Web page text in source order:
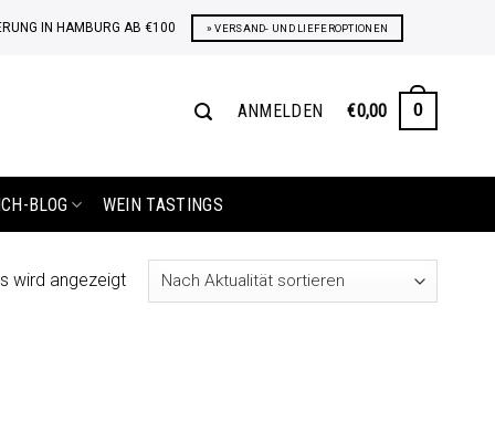
IN HAMBURG AB €100 » VERSAND- UND LIEFEROPTIONEN
ANMELDEN €0,00 0
BLOG WEIN TASTINGS
wird angezeigt